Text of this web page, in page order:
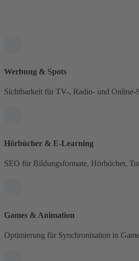
Werbung & Spots
Sichtbarkeit für TV-, Radio- und Online-
Hörbücher & E-Learning
SEO für Bildungsformate, Hörbücher,
Games & Animation
Optimierung für Synchronisation in